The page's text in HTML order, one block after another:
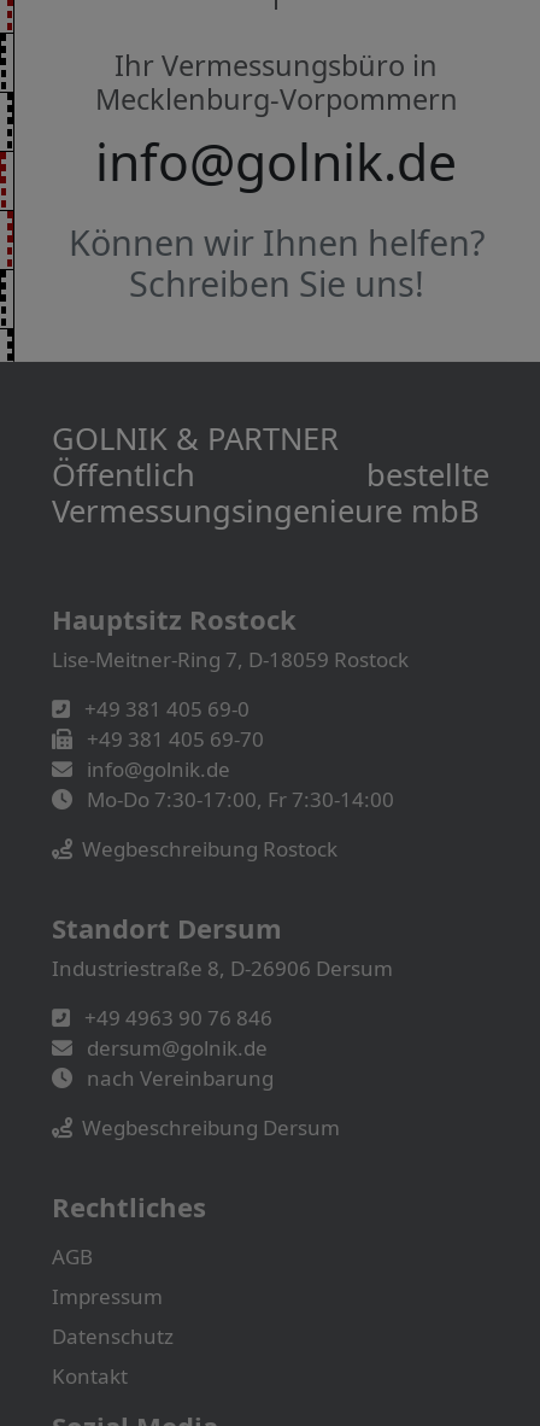
Ihr Vermessungsbüro in
Mecklenburg-Vorpommern
info@golnik.de
Können wir Ihnen helfen?
Schreiben Sie uns!
GOLNIK & PARTNER
Öffentlich bestellte
Vermessungs­­ingenieure mbB
Hauptsitz Rostock
Lise-Meitner-Ring 7, D-18059 Rostock
+49 381 405 69-0
+49 381 405 69-70
info@golnik.de
Mo-Do 7:30-17:00, Fr 7:30-14:00
Wegbeschreibung Rostock
Standort Dersum
Industriestraße 8, D-26906 Dersum
+49 4963 90 76 846
dersum@golnik.de
nach Vereinbarung
Wegbeschreibung Dersum
Rechtliches
AGB
Impressum
Datenschutz
Kontakt